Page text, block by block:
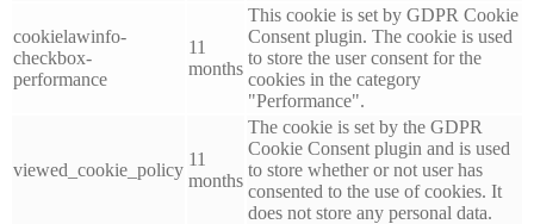
cookielawinfo-
checkbox-
performance
11
months
This cookie is set by GDPR Cookie
Consent plugin. The cookie is used
to store the user consent for the
cookies in the category
"Performance".
viewed_cookie_policy
11
months
The cookie is set by the GDPR
Cookie Consent plugin and is used
to store whether or not user has
consented to the use of cookies. It
does not store any personal data.